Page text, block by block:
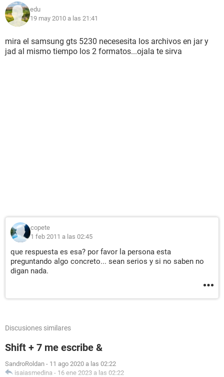
edu
19 may 2010 a las 21:41
mira el samsung gts 5230 necesesita los archivos en jar y
jad al mismo tiempo los 2 formatos...ojala te sirva
copete
1 feb 2011 a las 02:45
que respuesta es esa? por favor la persona esta
preguntando algo concreto... sean serios y si no saben no
digan nada.
Discusiones similares
Shift + 7 me escribe &
SandroRoldan - 11 ago 2020 a las 02:22
isaiasmedina - 16 ene 2023 a las 02:22